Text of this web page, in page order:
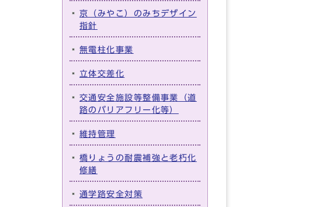
京（みやこ）のみちデザイン
指針
無電柱化事業
立体交差化
交通安全施設等整備事業（道
路のバリアフリー化等）
維持管理
橋りょうの耐震補強と老朽化
修繕
通学路安全対策